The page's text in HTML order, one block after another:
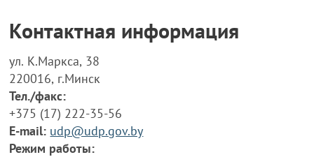
Контактная информация
ул. К.Маркса, 38
220016, г.Минск
Тел./факс:
+375 (17) 222-35-56
E-mail: udp@udp.gov.by
Режим работы: